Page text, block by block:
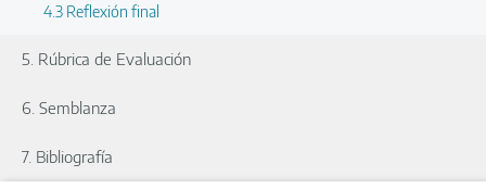
4.3 Reflexión final
5. Rúbrica de Evaluación
6. Semblanza
7. Bibliografía